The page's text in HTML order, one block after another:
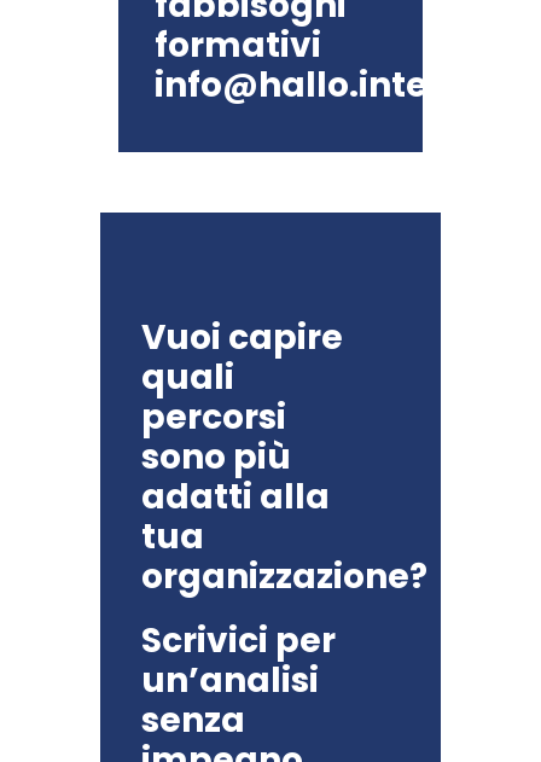
formativi
Vuoi capire
quali
percorsi
sono più
adatti alla
tua
organizzazione?
Scrivici per
un’analisi
senza